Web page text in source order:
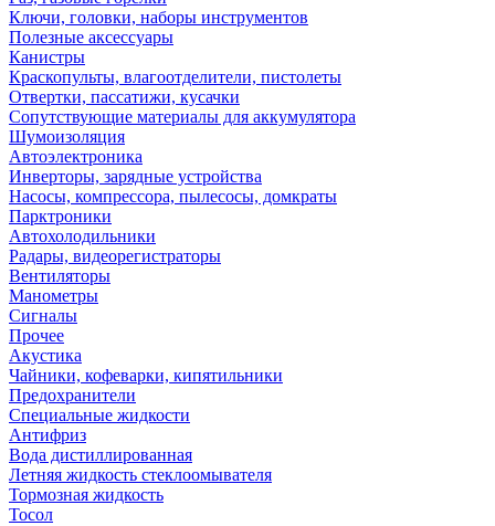
Ключи, головки, наборы инструментов
Полезные аксессуары
Канистры
Краскопульты, влагоотделители, пистолеты
Отвертки, пассатижи, кусачки
Сопутствующие материалы для аккумулятора
Шумоизоляция
Автоэлектроника
Инверторы, зарядные устройства
Насосы, компрессора, пылесосы, домкраты
Парктроники
Автохолодильники
Радары, видеорегистраторы
Вентиляторы
Манометры
Сигналы
Прочее
Акустика
Чайники, кофеварки, кипятильники
Предохранители
Специальные жидкости
Антифриз
Вода дистиллированная
Летняя жидкость стеклоомывателя
Тормозная жидкость
Тосол